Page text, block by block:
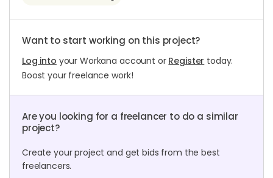
Want to start working on this project?
Log into your Workana account or Register today.
Boost your freelance work!
Are you looking for a freelancer to do a similar
project?
Create your project and get bids from the best
freelancers.